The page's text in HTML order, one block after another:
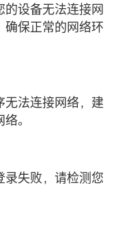
设备无法连接网
保正常的网络环
法连接网络，建
。
失败，请检测您